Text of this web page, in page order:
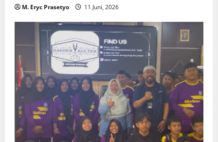
M. Eryc Prasetyo 11 Juni, 2026